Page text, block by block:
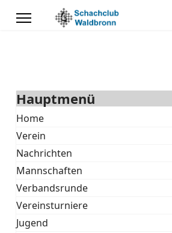
Hauptmenü
Home
Verein
Nachrichten
Mannschaften
Verbandsrunde
Vereinsturniere
Jugend